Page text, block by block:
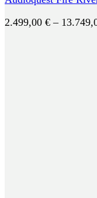
2.499,00 € –